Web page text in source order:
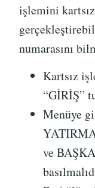
işlemini
numarasını
Kartsız
“GİRİŞ”
Menüye
ve